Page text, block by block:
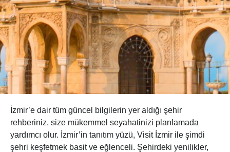
İzmir’e dair tüm güncel bilgilerin yer aldığı şehir
rehberiniz, size mükemmel seyahatinizi planlamada
yardımcı olur. İzmir’in tanıtım yüzü, Visit İzmir ile şimdi
şehri keşfetmek basit ve eğlenceli. Şehirdeki yenilikler,